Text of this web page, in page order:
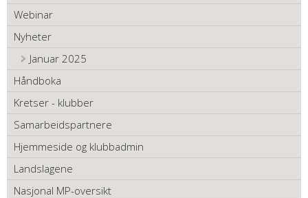
Webinar
Nyheter
Januar 2025
Håndboka
Kretser - klubber
Samarbeidspartnere
Hjemmeside og klubbadmin
Landslagene
Nasjonal MP-oversikt